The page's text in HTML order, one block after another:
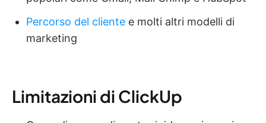
Percorso del cliente e molti altri modelli di
marketing
Limitazioni di ClickUp